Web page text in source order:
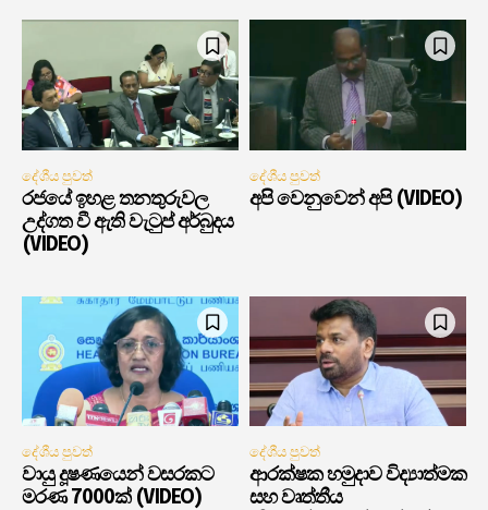
දේශීය පුවත්
රජයේ ඉහළ තනතුරුවල
උද්ගත වී ඇති වැටුප් අර්බුදය
(VIDEO)
දේශීය පුවත්
අපි වෙනුවෙන් අපි (VIDEO)
දේශීය පුවත්
වායු දූෂණයෙන් වසරකට
මරණ 7000ක් (VIDEO)
දේශීය පුවත්
ආරක්ෂක හමුදාව විද්‍යාත්මක
සහ වෘත්තීය